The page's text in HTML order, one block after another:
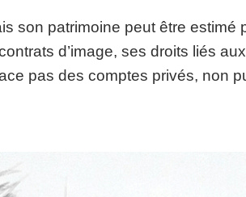
son patrimoine peut être
d’image, ses droits liés
pas des comptes privés, non